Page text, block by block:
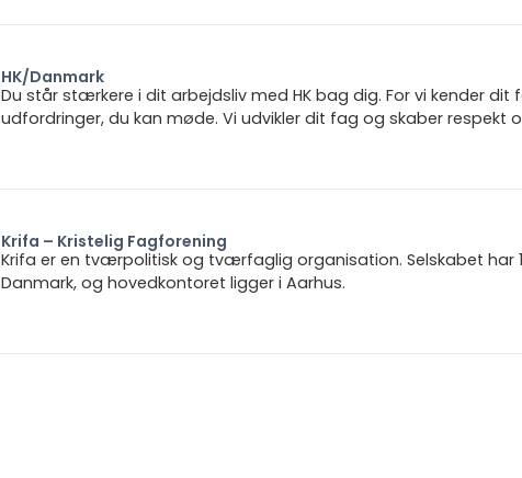
HK/Danmark
Du står stærkere i dit arbejdsliv med HK bag dig. For vi kender dit
udfordringer, du kan møde. Vi udvikler dit fag og skaber respekt
Krifa – Kristelig Fagforening
Krifa er en tværpolitisk og tværfaglig organisation. Selskabet har
Danmark, og hovedkontoret ligger i Aarhus.